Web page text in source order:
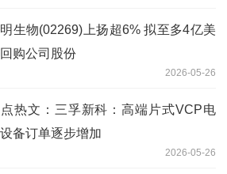
生物(02269)上扬超6% 拟至多4亿美
购公司股份
2026-05-26
热文：三孚新科：高端片式VCP电
备订单逐步增加
2026-05-26